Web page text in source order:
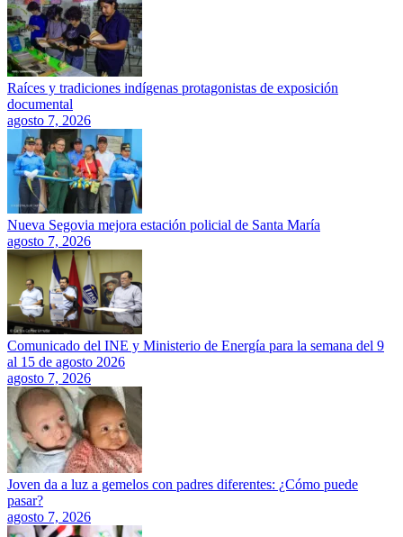
Raíces y tradiciones indígenas protagonistas de exposición
documental
agosto 7, 2026
Nueva Segovia mejora estación policial de Santa María
agosto 7, 2026
Comunicado del INE y Ministerio de Energía para la semana del 9
al 15 de agosto 2026
agosto 7, 2026
Joven da a luz a gemelos con padres diferentes: ¿Cómo puede
pasar?
agosto 7, 2026